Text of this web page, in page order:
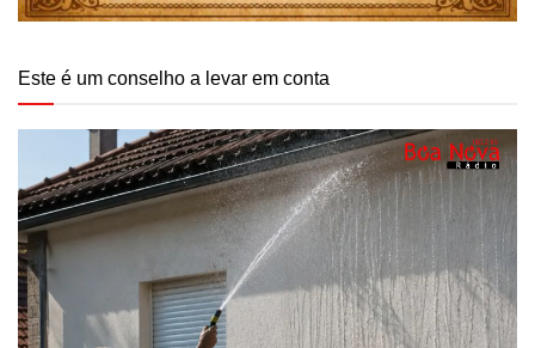
Este é um conselho a levar em conta